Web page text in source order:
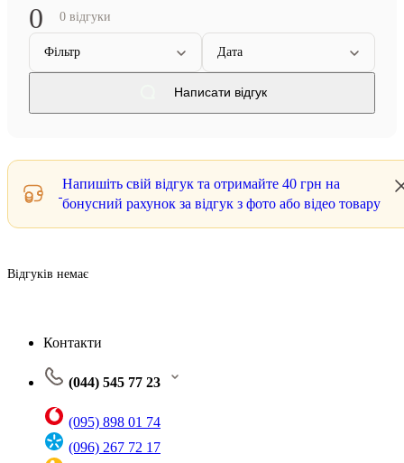
0 0 відгуки
Фільтр Дата
Написати відгук
Напишіть свій відгук та отримайте 40 грн на
бонусний рахунок за відгук з фото або відео товару
Відгуків немає
Контакти
(044) 545 77 23
(095) 898 01 74
(096) 267 72 17